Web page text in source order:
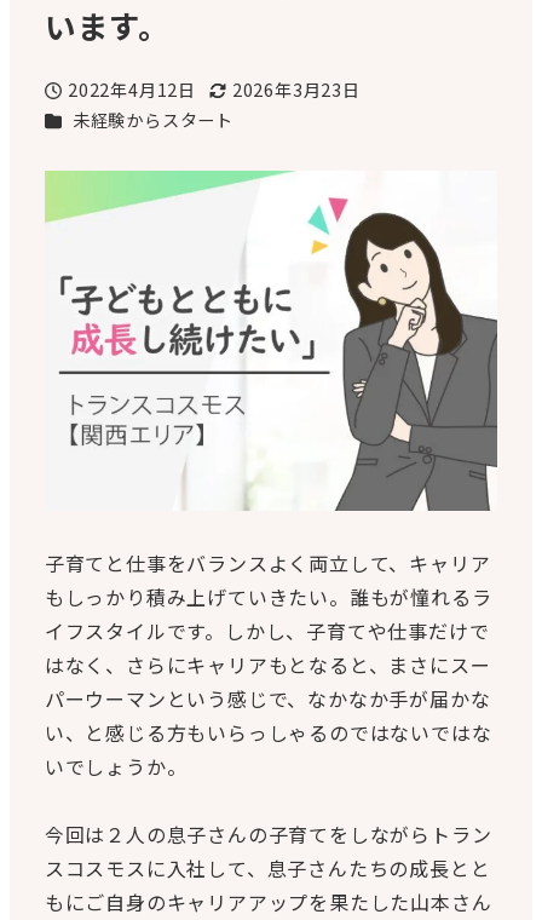
います。
投稿日
2022年4月12日
更新日
2026年3月23日
カテゴリー
未経験からスタート
子育てと仕事をバランスよく両立して、キャリア
もしっかり積み上げていきたい。誰もが憧れるラ
イフスタイルです。しかし、子育てや仕事だけで
はなく、さらにキャリアもとなると、まさにスー
パーウーマンという感じで、なかなか手が届かな
い、と感じる方もいらっしゃるのではないではな
いでしょうか。
今回は２人の息子さんの子育てをしながらトラン
スコスモスに入社して、息子さんたちの成長とと
もにご自身のキャリアアップを果たした山本さん